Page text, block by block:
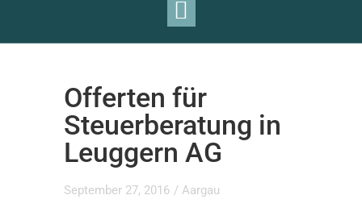
Offerten für
Steuerberatung in
Leuggern AG
September 27, 2016 / Aargau